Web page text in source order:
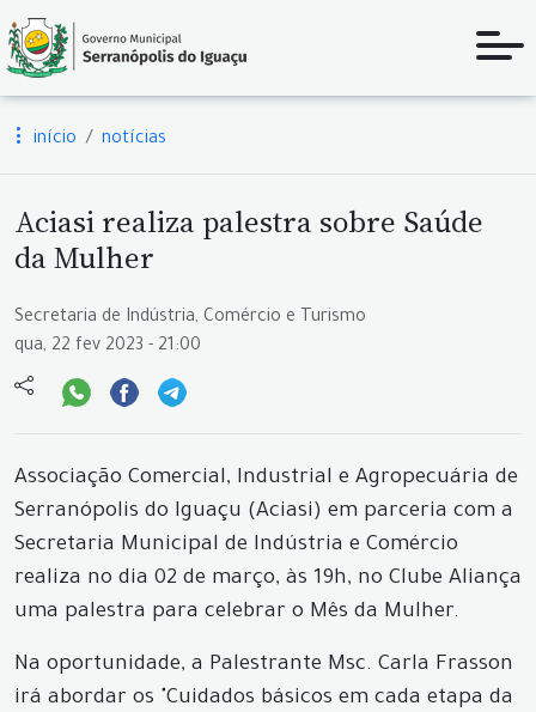
início notícias
Aciasi realiza palestra sobre Saúde
da Mulher
Secretaria de Indústria, Comércio e Turismo
qua, 22 fev 2023 - 21:00
Associação Comercial, Industrial e Agropecuária de
Serranópolis do Iguaçu (Aciasi) em parceria com a
Secretaria Municipal de Indústria e Comércio
realiza no dia 02 de março, às 19h, no Clube Aliança
uma palestra para celebrar o Mês da Mulher.
Na oportunidade, a Palestrante Msc. Carla Frasson
irá abordar os "Cuidados básicos em cada etapa da